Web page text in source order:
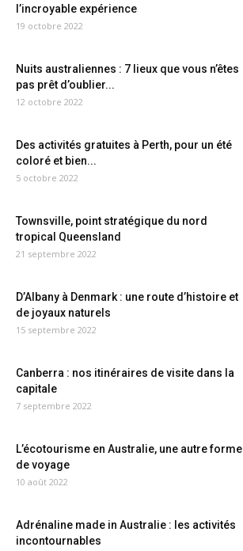
l’incroyable expérience
19 octobre 2022
Nuits australiennes : 7 lieux que vous n’êtes
pas prêt d’oublier...
12 octobre 2022
Des activités gratuites à Perth, pour un été
coloré et bien...
5 octobre 2022
Townsville, point stratégique du nord
tropical Queensland
21 septembre 2022
D’Albany à Denmark : une route d’histoire et
de joyaux naturels
15 septembre 2022
Canberra : nos itinéraires de visite dans la
capitale
7 septembre 2022
L’écotourisme en Australie, une autre forme
de voyage
10 août 2022
Adrénaline made in Australie : les activités
incontournables